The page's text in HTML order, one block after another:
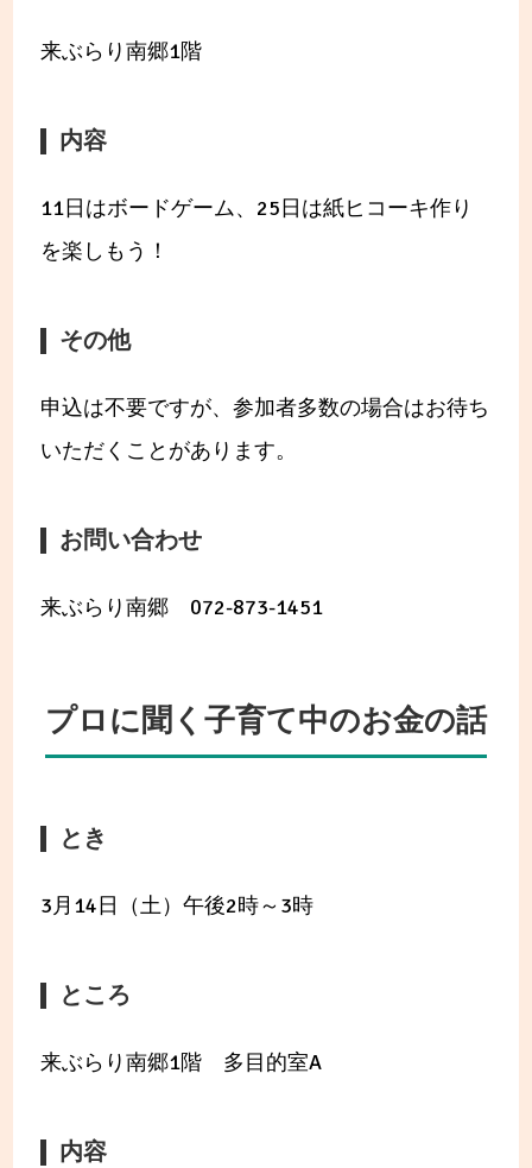
来ぶらり南郷1階
内容
11日はボードゲーム、25日は紙ヒコーキ作り
を楽しもう！
その他
申込は不要ですが、参加者多数の場合はお待ち
いただくことがあります。
お問い合わせ
来ぶらり南郷 072-873-1451
プロに聞く子育て中のお金の話
とき
3月14日（土）午後2時～3時
ところ
来ぶらり南郷1階 多目的室A
内容